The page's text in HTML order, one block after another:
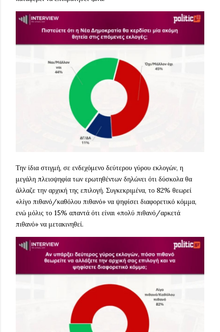
Την ίδια στιγμή, σε ενδεχόμενο δεύτερου γύρου εκλογών, η
μεγάλη πλειοψηφία των ερωτηθέντων δηλώνει ότι δύσκολα θα
άλλαζε την αρχική της επιλογή. Συγκεκριμένα, το 82% θεωρεί
«λίγο πιθανό/καθόλου πιθανό» να ψηφίσει διαφορετικό κόμμα,
ενώ μόλις το 15% απαντά ότι είναι «πολύ πιθανό/αρκετά
πιθανό» να μετακινηθεί.